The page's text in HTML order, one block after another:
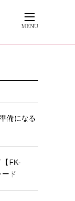
MENU
備になる
FK-
ド